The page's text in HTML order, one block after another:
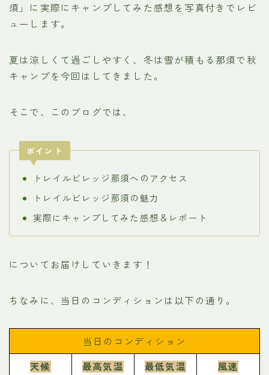
須」に実際にキャンプしてみた感想を写真付きでレビ
ューします。
夏は涼しくて過ごしやすく、冬は雪が積もる那須で秋
キャンプを今回はしてきました。
そこで、このブログでは、
ポイント
トレイルビレッジ那須へのアクセス
トレイルビレッジ那須の魅力
実際にキャンプしてみた感想＆レポート
についてお届けしていきます！
ちなみに、当日のコンディションは以下の通り。
当日のコンディション
天候
最高気温 最低気温
風速